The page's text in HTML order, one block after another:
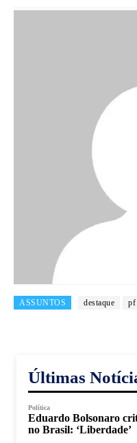
ASSUNTOS destaque pf
Últimas
Política
Eduardo Bolsonaro
no Brasil: ‘Liberdade’